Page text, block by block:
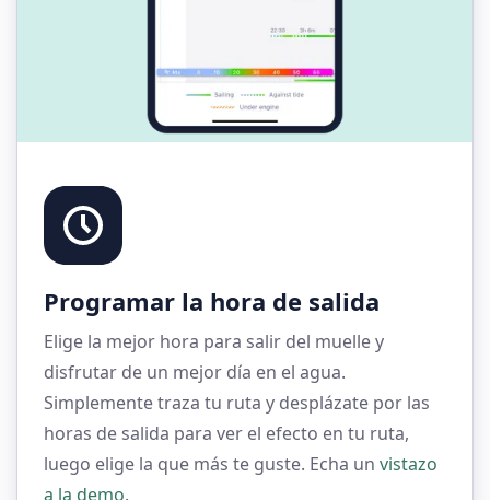
Programar la hora de salida
Elige la mejor hora para salir del muelle y
disfrutar de un mejor día en el agua.
Simplemente traza tu ruta y desplázate por las
horas de salida para ver el efecto en tu ruta,
luego elige la que más te guste. Echa un vistazo
a la demo.